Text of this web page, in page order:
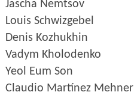
Jascha Nemtsov
Louis Schwizgebel
Denis Kozhukhin
Vadym Kholodenko
Yeol Eum Son
Claudio Martínez Mehner